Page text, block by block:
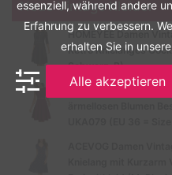
Neue Vintage Kleider
HOMEYEE Damen
Retro Knielanges
Schwarz-B)
HOMEYEE Damen
essenziell, während andere
Erfahrung zu verbessern.
erhalten Sie in
Alle akzeptieren